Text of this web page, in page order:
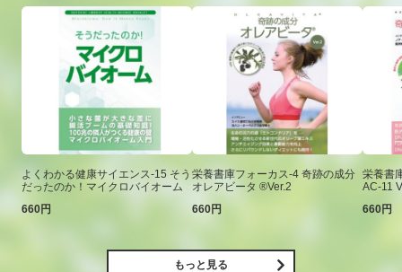
よくわかる健康サイエンス-15 そう
だったのか！マイクロバイオーム
660円
栄養書庫フォーカス-4 奇跡の成分
オレアビータ ®Ver.2
660円
栄養書
AC-11
660円
もっと見る